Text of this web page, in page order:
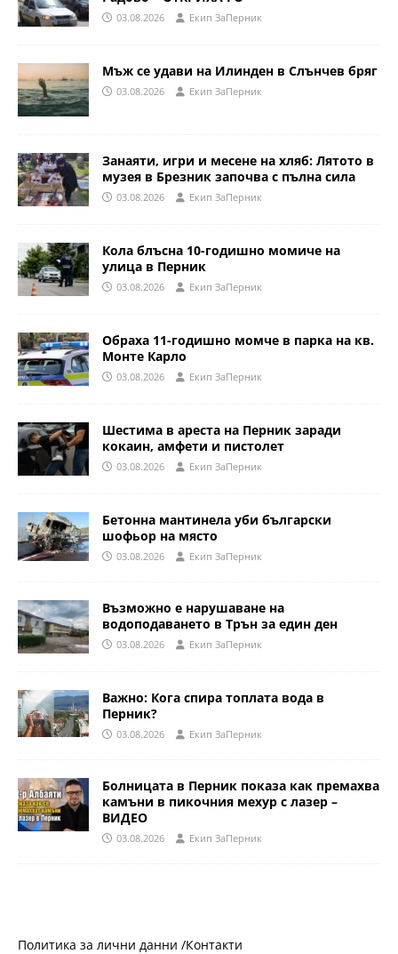
03.08.2026 Eкип ЗаПерник
Мъж се удави на Илинден в Слънчев бряг
03.08.2026 Eкип ЗаПерник
Занаяти, игри и месене на хляб: Лятото в
музея в Брезник започва с пълна сила
03.08.2026 Eкип ЗаПерник
Кола блъсна 10-годишно момиче на
улица в Перник
03.08.2026 Eкип ЗаПерник
Обраха 11-годишно момче в парка на кв.
Монте Карло
03.08.2026 Eкип ЗаПерник
Шестима в ареста на Перник заради
кокаин, амфети и пистолет
03.08.2026 Eкип ЗаПерник
Бетонна мантинела уби български
шофьор на място
03.08.2026 Eкип ЗаПерник
Възможно е нарушаване на
водоподаването в Трън за един ден
03.08.2026 Eкип ЗаПерник
Важно: Кога спира топлата вода в
Перник?
03.08.2026 Eкип ЗаПерник
Болницата в Перник показа как премахва
камъни в пикочния мехур с лазер –
ВИДЕО
03.08.2026 Eкип ЗаПерник
Политика за лични данни /Контакти